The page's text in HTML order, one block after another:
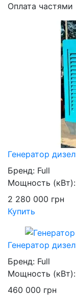
Оплата частями
Генератор
Бренд: Full
Мощность (кВт):
2 280 000 грн
Купить
Генератор
Бренд: Full
Мощность (кВт):
460 000 грн